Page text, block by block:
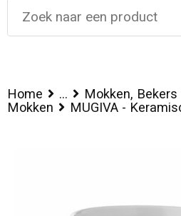
Home ...
Mokken,
Mokken
MUGIVA -